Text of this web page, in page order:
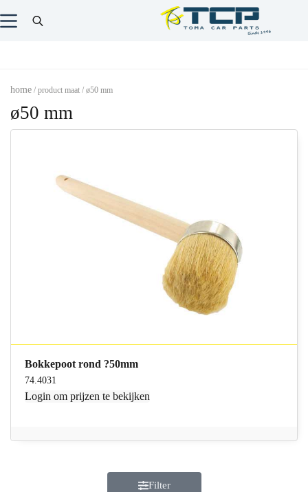
home / product maat / ø50 mm
ø50 mm
Bokkepoot rond ?50mm
74.4031
Login om prijzen te bekijken
Filter